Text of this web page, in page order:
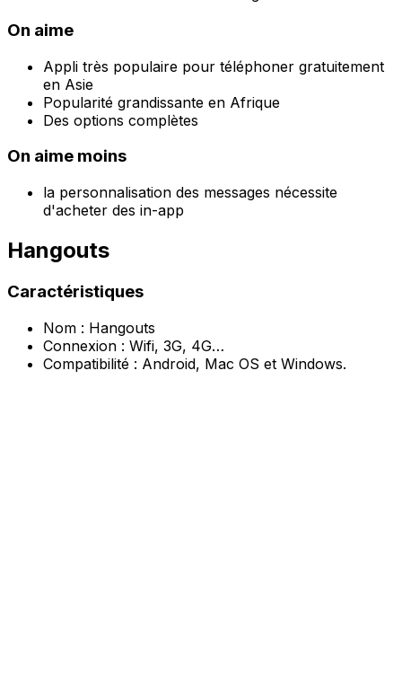
On aime
Appli très populaire pour téléphoner gratuitement
en Asie
Popularité grandissante en Afrique
Des options complètes
On aime moins
la personnalisation des messages nécessite
d'acheter des in-app
Hangouts
Caractéristiques
Nom : Hangouts
Connexion : Wifi, 3G, 4G…
Compatibilité : Android, Mac OS et Windows.